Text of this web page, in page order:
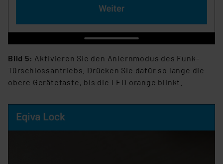
Bild 5: Aktivieren Sie den Anlernmodus des Funk-
Türschlossantriebs. Drücken Sie dafür so lange die
obere Gerätetaste, bis die LED orange blinkt.